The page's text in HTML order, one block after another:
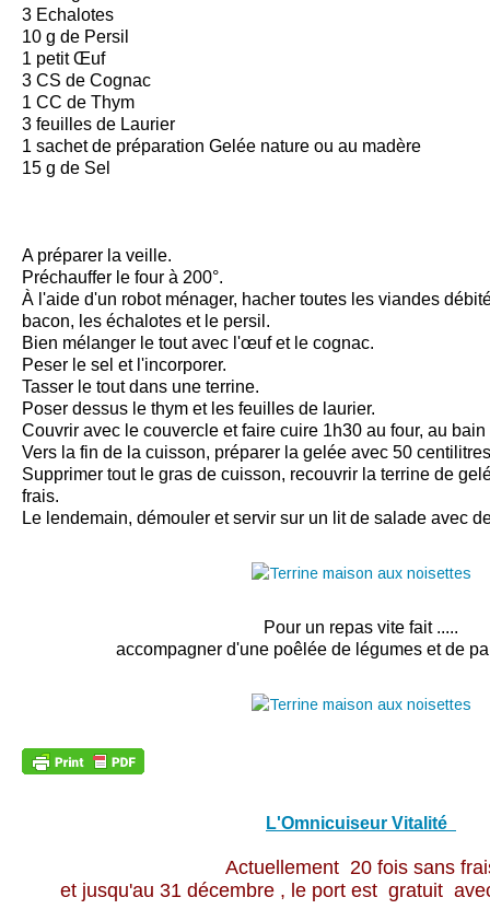
3 Echalotes
10 g de Persil
1 petit Œuf
3 CS de Cognac
1 CC de Thym
3 feuilles de Laurier
1 sachet de préparation Gelée nature ou au madère
15 g de Sel
A préparer la veille.
Préchauffer le four à 200°.
À l'aide d'un robot ménager, hacher toutes les viandes
bacon, les échalotes et le persil.
Bien mélanger le tout avec l'œuf et le cognac.
Peser le sel et l'incorporer.
Tasser le tout dans une terrine.
Poser dessus le thym et les feuilles de laurier.
Couvrir avec le couvercle et faire cuire 1h30 au four, au bain
Vers la fin de la cuisson, préparer la gelée avec 50
Supprimer tout le gras de cuisson, recouvrir la terrine de
frais.
Le lendemain, démouler et servir sur un lit de salade avec
Pour un repas vite fait .....
accompagner d'une poêlée de légumes et de
L'Omnicuiseur Vitalité
Actuellement 20 fois sans
et jusqu'au 31 décembre , le port est gratuit